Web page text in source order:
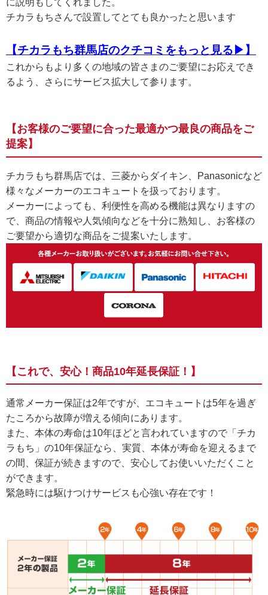
チカラもちさんで設置してとても良かったと思います
【チカラもち群馬店のクチコミをもっと見る▶】
これからもより多くの地域の皆さまのご要望にお応えでき
るよう、さらにサービス拡大して参ります。
【お客様のご要望に合った最適かつ最良の商品をご
提案】
チカラもち群馬店では、三菱からダイキン、Panasonicなど
様々なメーカーのエコキュートを扱っております。
メーカーによっても、利便性を高める機能は異なりますの
で、商品の情報や人気傾向などを十分に熟知し、お客様の
ご要望から適切な商品をご提案いたします。
【これで、安心！商品10年延長保証！】
通常メーカー保証は2年ですが、エコキュートは5年を過ぎ
たころから故障が増える傾向にあります。
また、本体の寿命は10年ほどと言われていますので「チカ
ラもち」の10年保証なら、実質、本体が寿命を迎えるまで
の間、保証が続きますので、安心してお使いいただくこと
ができます。
緊急時には駆けつけサービスも心強い存在です！